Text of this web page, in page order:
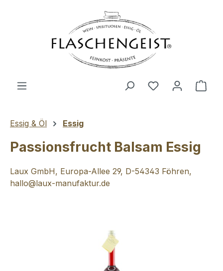
Du hast 0
Essig & Öl Essig
Passionsfrucht Balsam Essig
Laux GmbH, Europa-Allee 29, D-54343 Föhren,
hallo@laux-manufaktur.de